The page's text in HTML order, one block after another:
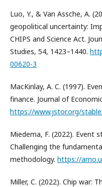
Luo, Y., & Van Assche, A.
geopolitical uncertainty:
CHIPS and Science Act.
Studies, 54, 1423–1440.
00620-3
MacKinlay, A. C. (1997).
finance. Journal of
https://www.jstor.org/
Miedema, F. (2022). Event
Challenging the
methodology. https://
Miller, C. (2022). Chip war: